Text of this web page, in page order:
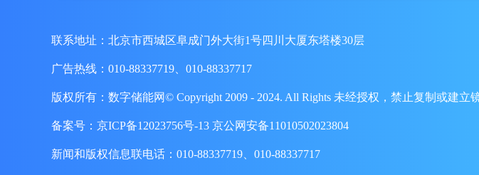
联系地址：北京市西城区阜成门外大街1号四川大厦东塔楼30层
广告热线：010-88337719、010-88337717
版权所有：数字储能网© Copyright 2009 - 2024. All Rights 未经授权，禁止复制或建立
备案号： 京ICP备12023756号-13 京公网安备11010502023804
新闻和版权信息联电话：010-88337719、010-88337717